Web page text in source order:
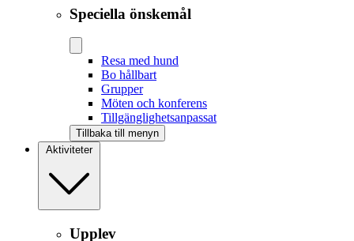
Speciella önskemål
Resa med hund
Bo hållbart
Grupper
Möten och konferens
Tillgänglighetsanpassat
Tillbaka till menyn
Aktiviteter
Upplev